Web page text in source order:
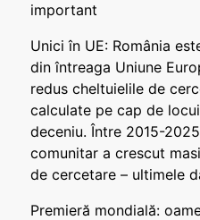
important
Unici în UE: România
din întreaga Uniune
redus cheltuielile de
calculate pe cap de
deceniu. Între 2015-
comunitar a crescut
de cercetare – ultimele
Premieră mondială: